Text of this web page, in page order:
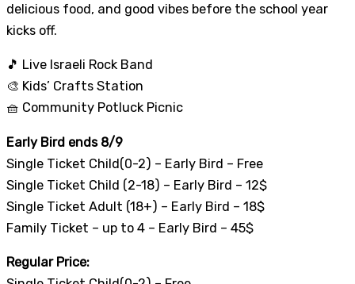
delicious food, and good vibes before the school year
kicks off.
🎵 Live Israeli Rock Band
🎨 Kids’ Crafts Station
🧺 Community Potluck Picnic
Early Bird ends 8/9
Single Ticket Child(0-2) – Early Bird – Free
Single Ticket Child (2-18) – Early Bird – 12$
Single Ticket Adult (18+) – Early Bird – 18$
Family Ticket – up to 4 – Early Bird – 45$
Regular Price: